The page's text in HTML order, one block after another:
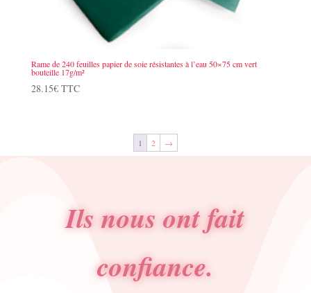
Rame de 240 feuilles papier de soie résistantes à l’eau 50×75 cm vert
bouteille 17g/m²
28.15€ TTC
1 2 →
Ils nous ont fait
confiance.